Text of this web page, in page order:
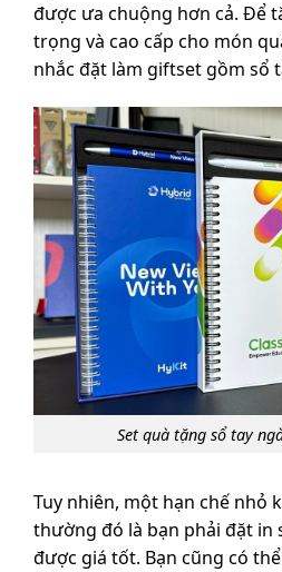
được ưa chuộng hơn cả. Để
trọng và cao cấp cho món
nhắc đặt làm giftset gồm sổ
Set quà tặng sổ tay
Tuy nhiên, một hạn chế nhỏ
thường đó là bạn phải đặt in
được giá tốt. Bạn cũng có